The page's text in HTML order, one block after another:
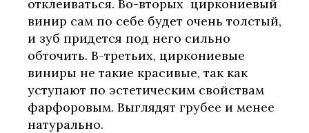
отклеиваться. Во-вторых циркониевый
винир сам по себе будет очень толстый,
и зуб придется под него сильно
обточить. В-третьих, циркониевые
виниры не такие красивые, так как
уступают по эстетическим свойствам
фарфоровым. Выглядят грубее и менее
натурально.